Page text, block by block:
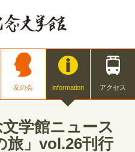
友の会 information アクセス
学館ニュース
旅」vol.26刊行